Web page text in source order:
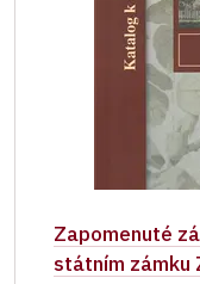
Zapomenuté
státním zámku